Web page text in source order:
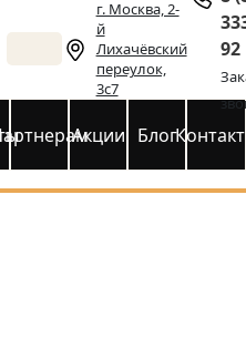
г. Москва, 2-
й
Лихачёвский
переулок,
3с7
92
Акции Блог